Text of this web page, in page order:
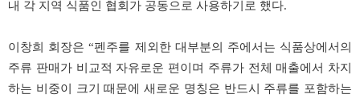
내 각 지역 식품인 협회가 공동으로 사용하기로 했다.
이창희
회장은 “펜주를 제외한 대부분의 주에서는 식품상에서의
주류 판매가 비교적 자유로운 편이며 주류가 전체 매출에서 차지
하는 비중이 크기 때문에 새로운 명칭은 반드시 주류를 포함하는